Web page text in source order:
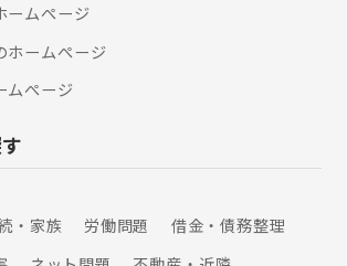
ームぺージ
ホームぺージ
ムぺージ
・家族 労働問題
借金・債務整理